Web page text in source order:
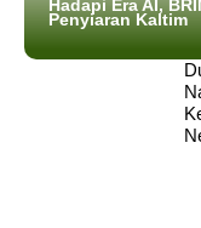
Hadapi Era AI,
Penyiaran Kaltim